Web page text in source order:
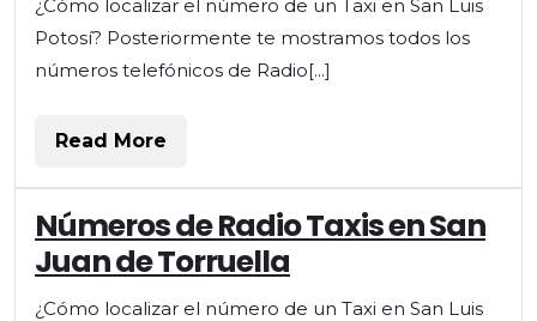
¿Cómo localizar el número de un Taxi en San Luis
Potosí? Posteriormente te mostramos todos los
números telefónicos de Radio[...]
Read More
Números de Radio Taxis en San
Juan de Torruella
¿Cómo localizar el número de un Taxi en San Luis